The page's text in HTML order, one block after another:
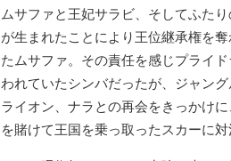
ムサファと王妃サラビ、そしてふた
が生まれたことにより王位継承権を
たムサファ。その責任を感じプライ
われていたシンバだったが、ジャン
ライオン、ナラとの再会をきっかけ
を賭けて王国を乗っ取ったスカーに